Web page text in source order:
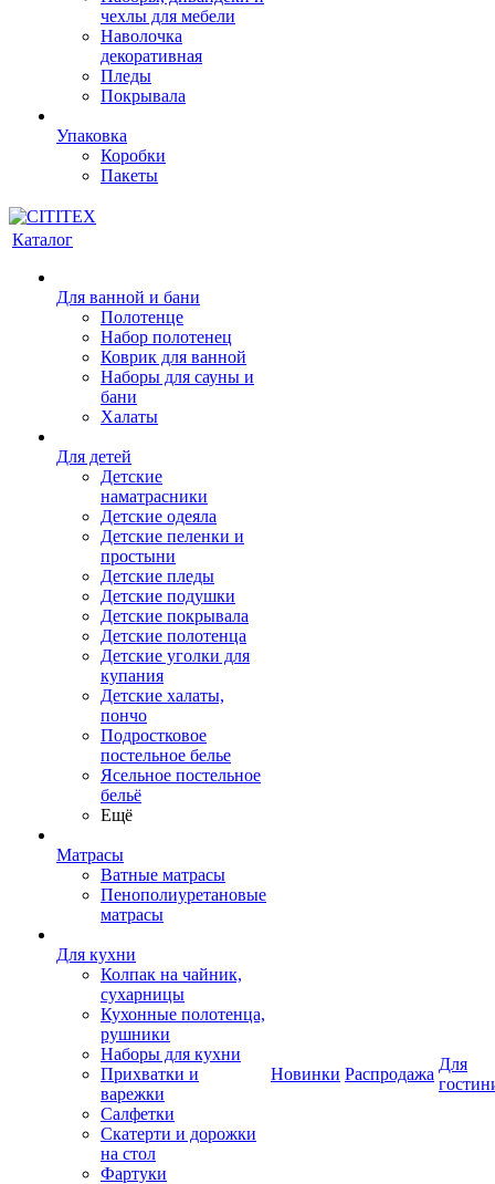
чехлы для мебели
Наволочка
декоративная
Пледы
Покрывала
Упаковка
Коробки
Пакеты
Каталог
Для ванной и бани
Полотенце
Набор полотенец
Коврик для ванной
Наборы для сауны и
бани
Халаты
Для детей
Детские
наматрасники
Детские одеяла
Детские пеленки и
простыни
Детские пледы
Детские подушки
Детские покрывала
Детские полотенца
Детские уголки для
купания
Детские халаты,
пончо
Подростковое
постельное белье
Ясельное постельное
бельё
Ещё
Матрасы
Ватные матрасы
Пенополиуретановые
матрасы
Для кухни
Колпак на чайник,
сухарницы
Кухонные полотенца,
рушники
Наборы для кухни
Прихватки и
варежки
Салфетки
Скатерти и дорожки
на стол
Фартуки
Новинки Распродажа
Для